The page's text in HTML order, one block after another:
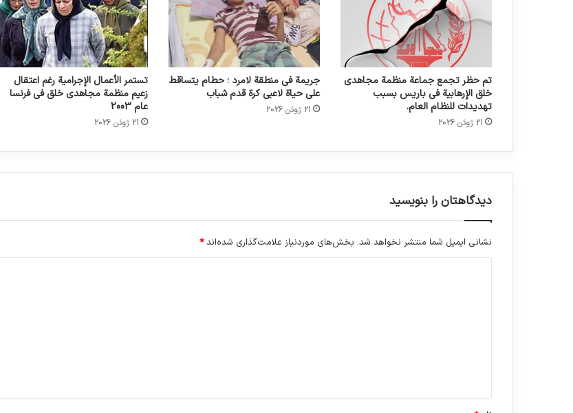
رؤساء حكومات ووزراء أوروبيون سابقون
يوقعون رسالة تدعو للتحقيق في جرائم الحرب
بالأراضي الفلسطينية المحتلة
الخطة البريطانية لإرسال المهاجرين إلى رواندا
تثير ردود فعل عنيفة
تم حظر تجمع جماعة منظمة مجاهدي
خلق الإرهابية في باريس بسبب
تهديدات للنظام العام.
21 ژوئن 2026
جريمة في منطقة لامرد ؛ حطام يتساقط
على حياة لاعبي كرة قدم شباب
21 ژوئن 2026
تستمر الأعمال الإجرامية رغم اعتقال
زعيم منظمة مجاهدي خلق في فرنسا
عام 2003
21 ژوئن 2026
دیدگاهتان را بنویسید
نشانی ایمیل شما منتشر نخواهد شد. بخش‌های موردنیاز علامت‌گذاری شده‌اند*